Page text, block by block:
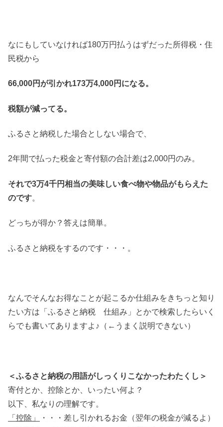
なにもしていなければ180万円払うはずだった所得税・住
民税から
66,000円が引かれ173万4,000円になる。
税額が減ってる。
ふるさと納税した場合としない場合で、
2年間で払った税金と寄付額の合計差は2,000円のみ。
それで3万4千円相当の美味しい食べ物や物品がもらえた
のです。
どっちが得か？答えは簡単。
ふるさと納税をするのです・・・。
なんでそんなお得なことが起こるか仕組みをきちっと知り
たい方は「ふるさと納税 仕組み」とかで検索したらいく
らでも書いてありますよ♪（←うまく説明できない）
＜ふるさと納税の用語がしっくりこなかったわたくし＞
寄付とか、控除とか、いったい何よ？
以下、私なりの理解です。
「控除」
・・・差し引かれるお金（翌年の税金が減るよ）